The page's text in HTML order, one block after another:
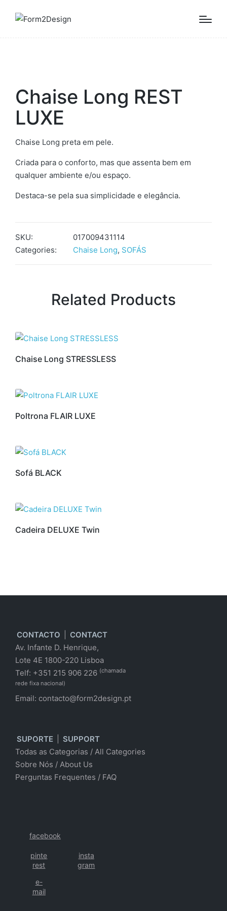
Chaise Long REST
LUXE
Chaise Long preta em pele.
Criada para o conforto, mas que assenta bem em
qualquer ambiente e/ou espaço.
Destaca-se pela sua simplicidade e elegância.
SKU:
017009431114
Categories:
Chaise Long, SOFÁS
Related Products
Chaise Long STRESSLESS
Poltrona FLAIR LUXE
Sofá BLACK
Cadeira DELUXE Twin
CONTACTO
CONTACT
Av. Infante D. Henrique,
Lote 4E 1800-220 Lisboa
Telf: +351 215 906 226 (chamada
rede fixa nacional)
Email: contacto@form2design.pt
SUPORTE
SUPPORT
Todas as Categorias / All Categories
Sobre Nós / About Us
Perguntas Frequentes / FAQ
facebook
pinte
rest
insta
gram
e-
mail